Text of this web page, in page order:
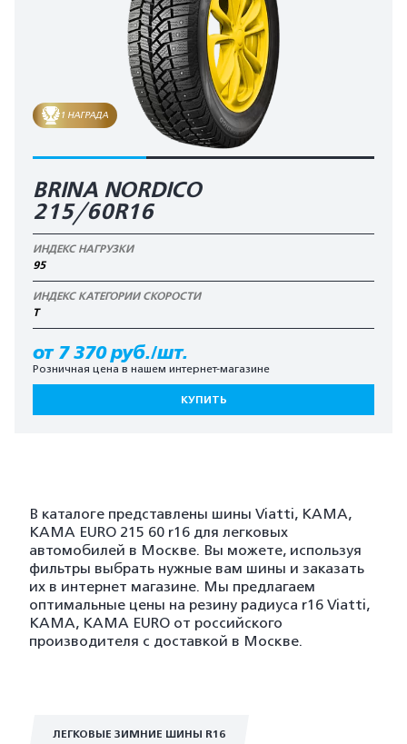
1 НАГРАДА
BRINA NORDICO
215/60R16
ИНДЕКС НАГРУЗКИ
95
ИНДЕКС КАТЕГОРИИ СКОРОСТИ
T
от 7 370 руб./шт.
Розничная цена в нашем интернет-магазине
КУПИТЬ
В каталоге представлены шины Viatti, KAMA,
KAMA EURO 215 60 r16 для легковых
автомобилей в Москве. Вы можете, используя
фильтры выбрать нужные вам шины и заказать
их в интернет магазине. Мы предлагаем
оптимальные цены на резину радиуса r16 Viatti,
KAMA, KAMA EURO от российского
производителя с доставкой в Москве.
ЛЕГКОВЫЕ ЗИМНИЕ ШИНЫ R16